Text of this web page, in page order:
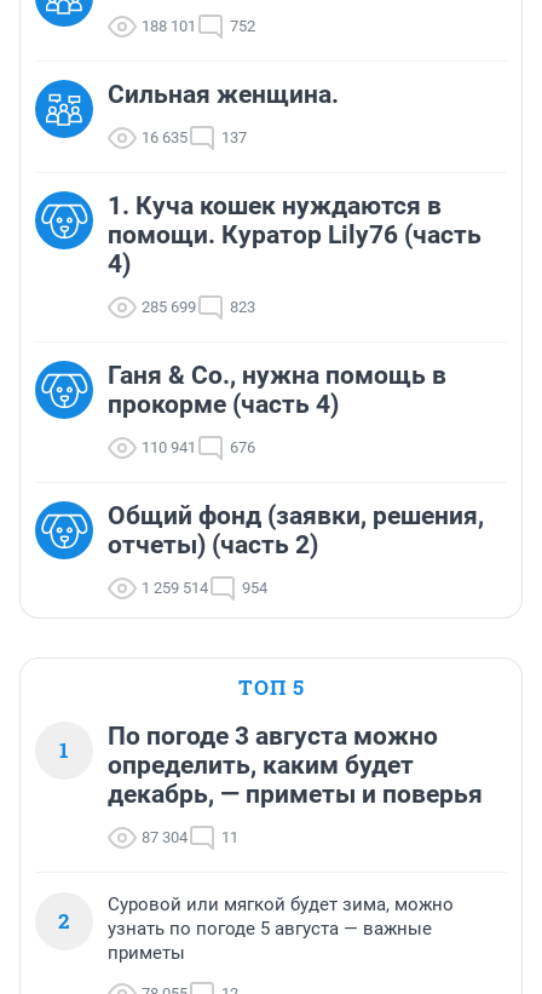
188 101 752
Сильная женщина.
16 635 137
1. Куча кошек нуждаются в
помощи. Куратор Lily76 (часть
4)
285 699 823
Ганя & Co., нужна помощь в
прокорме (часть 4)
110 941 676
Общий фонд (заявки, решения,
отчеты) (часть 2)
1 259 514 954
ТОП 5
1
По погоде 3 августа можно
определить, каким будет
декабрь, — приметы и поверья
87 304 11
2
Суровой или мягкой будет зима, можно
узнать по погоде 5 августа — важные
приметы